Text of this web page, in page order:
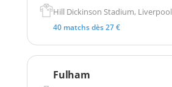
Hill Dickinson Stadium, Liverpool
40 matchs dès 27 €
Fulham